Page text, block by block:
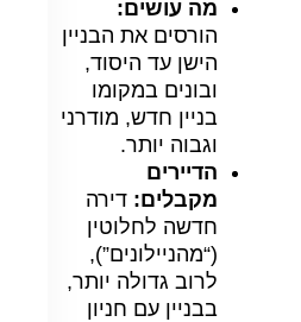
מה עושים:
הורסים את הבניין
הישן עד היסוד,
ובונים במקומו
בניין חדש, מודרני
וגבוה יותר.
הדיירים
מקבלים: דירה
חדשה לחלוטין
(“מהניילונים”),
לרוב גדולה יותר,
בבניין עם חניון